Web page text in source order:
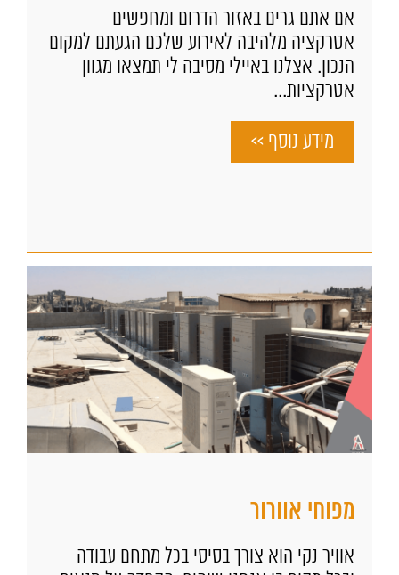
אם אתם גרים באזור הדרום ומחפשים
אטרקציה מלהיבה לאירוע שלכם הגעתם למקום
הנכון. אצלנו באיילי מסיבה לי תמצאו מגוון
אטרקציות...
מידע נוסף >>
מפוחי אוורור
אוויר נקי הוא צורך בסיסי בכל מתחם עבודה